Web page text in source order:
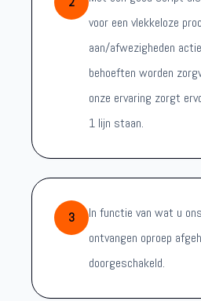
voor een vlekkeloze
aan/afwezigheden
behoeften worden
onze ervaring zorgt
1 lijn staan.
3
In functie van wat u
ontvangen oproep
doorgeschakeld.